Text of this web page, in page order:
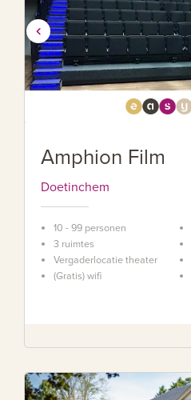
Amphion Film
Doetinchem
10 - 99 personen
3 ruimtes
Vergaderlocatie theater
(Gratis) wifi